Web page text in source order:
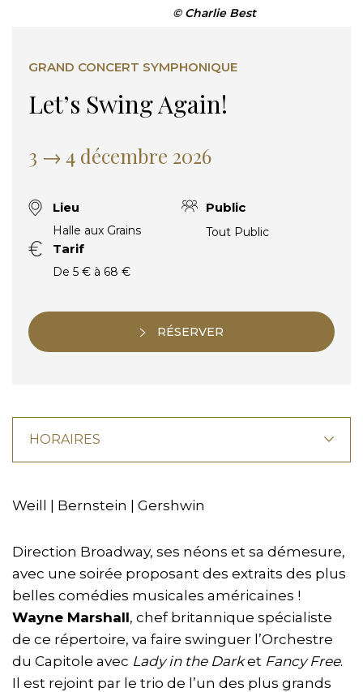
© Charlie Best
Let’s Swing Again!
GRAND CONCERT SYMPHONIQUE
3 → 4 décembre 2026
Lieu
Halle aux Grains
Public
Tout Public
Tarif
De 5 € à 68 €
RÉSERVER
HORAIRES
Weill | Bernstein | Gershwin
Direction Broadway, ses néons et sa démesure,
avec une soirée proposant des extraits des plus
belles comédies musicales américaines !
Wayne Marshall, chef britannique spécialiste
de ce répertoire, va faire swinguer l’Orchestre
du Capitole avec Lady in the Darket Fancy Free.
Il est rejoint par le trio de l’un des plus grands